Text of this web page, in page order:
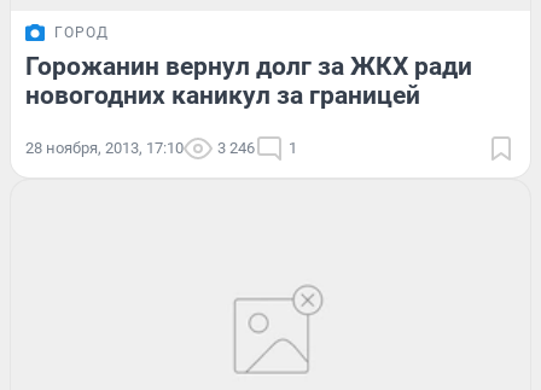
ГОРОД
Горожанин вернул долг за ЖКХ ради
новогодних каникул за границей
28 ноября, 2013, 17:10 3 246 1